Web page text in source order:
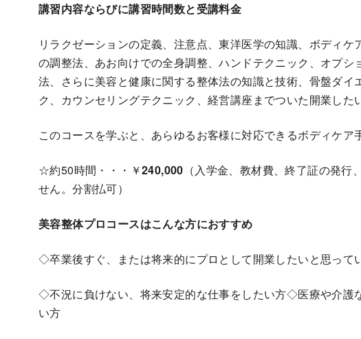
講習内容ならびに講習時間数と受講料金
リラクゼーションの定義、注意点、東洋医学の知識、ボディ
の調整法、あお向けでの全身調整、ハンドテクニック、オプ
法、さらに美容と健康に関する整体法の知識と技術、骨盤ダイ
ク、カウンセリングテクニック、経営講座までついた開業した
このコースを学ぶと、あらゆるお客様に対応できるボディケア
☆約50時間・・・￥240,000 （入学金、教材費、終了証の発
せん。分割払可）
美容整体プロコースはこんな方におすすめ
◇卒業後すぐ、または将来的にプロとして開業したいと思って
◇不況に負けない、将来安定的な仕事をしたい方◇医療や介護
い方